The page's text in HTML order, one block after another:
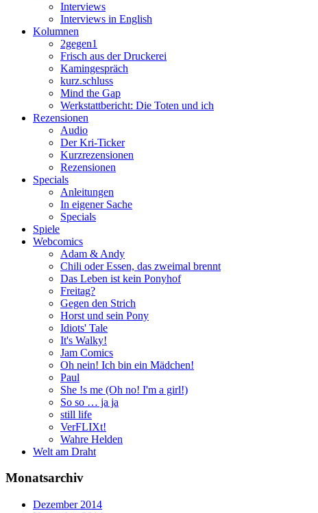
Interviews
Interviews in English
Kolumnen
2gegen1
Frisch aus der Druckerei
Kamingespräch
kurz.schluss
Mind the Gap
Werkstattbericht: Die Toten und ich
Rezensionen
Audio
Der Kri-Ticker
Kurzrezensionen
Rezensionen
Specials
Anleitungen
In eigener Sache
Specials
Spiele
Webcomics
Adam & Andy
Chili oder Essen, das zweimal brennt
Das Leben ist kein Ponyhof
Freitag?
Gegen den Strich
Horst und sein Pony
Idiots' Tale
It's Walky!
Jam Comics
Oh nein! Ich bin ein Mädchen!
Paul
She !s me (Oh no! I'm a girl!)
So so … ja ja
still life
VerFLIXt!
Wahre Helden
Welt am Draht
Monatsarchiv
Dezember 2014